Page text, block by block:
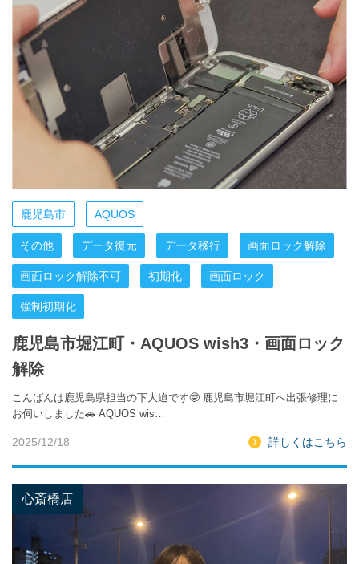
鹿児島市 AQUOS
その他 データ復元 データ移行 画面ロック解除
画面ロック解除不可 初期化 画面ロック
強制初期化
鹿児島市堀江町・AQUOS wish3・画面ロック
解除
こんばんは鹿児島県担当の下大迫です🤓 鹿児島市堀江町へ出張修理に
お伺いしました🚗 AQUOS wis…
2025/12/18 詳しくはこちら
心斎橋店